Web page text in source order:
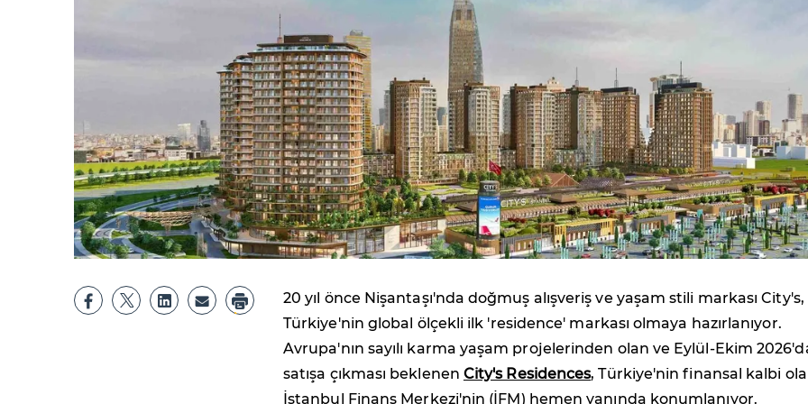
20 yıl önce Nişantaşı'nda doğmuş alışveriş ve yaşam stili markası City's,
Türkiye'nin global ölçekli ilk 'residence' markası olmaya hazırlanıyor.
Avrupa'nın sayılı karma yaşam projelerinden olan ve Eylül-Ekim
satışa çıkması beklenen City's Residences, Türkiye'nin finansal kalbi
İstanbul Finans Merkezi'nin (İFM) hemen yanında konumlanıyor.